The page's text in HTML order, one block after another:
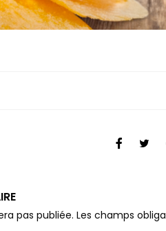
pas publiée. Les champs